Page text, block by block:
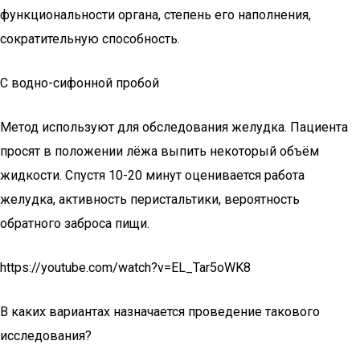
функциональности органа, степень его наполнения,
сократительную способность.
С водно-сифонной пробой
Метод используют для обследования желудка. Пациента
просят в положении лёжа выпить некоторый объём
жидкости. Спустя 10-20 минут оценивается работа
желудка, активность перистальтики, вероятность
обратного заброса пищи.
https://youtube.com/watch?v=EL_Tar5oWK8
В каких вариантах назначается проведение такового
исследования?